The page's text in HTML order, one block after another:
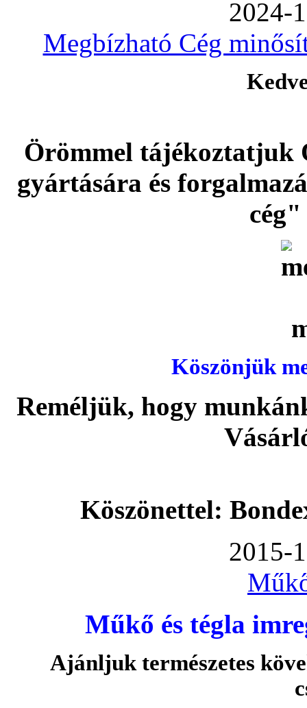
2024-
Megbízható Cég
Örömmel tájékoztatjuk
gyártására és
Köszönjük
Reméljük, hogy
Köszönettel:
2015-
Műkő és tégla
Ajánljuk természetes